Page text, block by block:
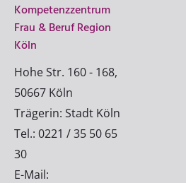
Kompetenzzentrum
Frau & Beruf Region
Köln
Hohe Str. 160 - 168,
50667 Köln
Trägerin: Stadt Köln
Tel.: 0221 / 35 50 65
30
E-Mail: